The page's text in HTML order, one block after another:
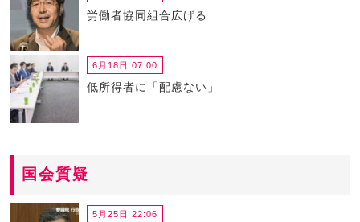
労働者協同組合広げる
6月18日 07:00
低所得者に「配慮ない」
国会質疑
5月25日 22:06